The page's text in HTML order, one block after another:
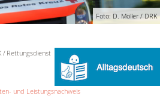
Foto: D. Möller / DRK
Rettungsdienst
und Leistungsnachweis